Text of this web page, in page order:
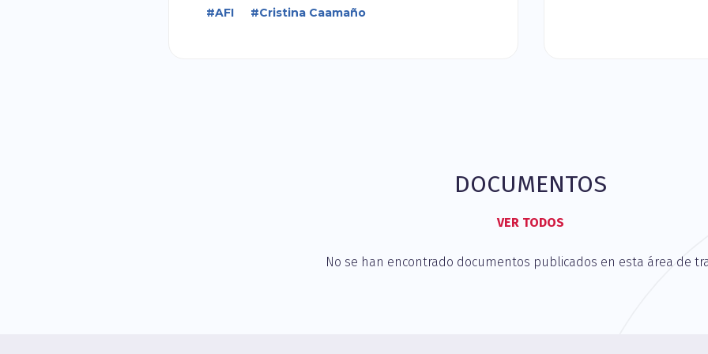
#AFI #Cristina Caamaño
DOCUMENTOS
VER TODOS
No se han encontrado documentos publicados en esta área de